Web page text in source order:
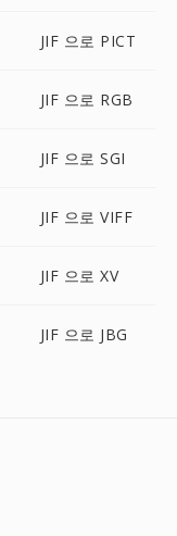
JIF 으로 PICT
JIF 으로 RGB
JIF 으로 SGI
JIF 으로 VIFF
JIF 으로 XV
JIF 으로 JBG